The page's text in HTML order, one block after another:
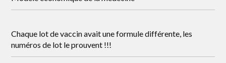
Chaque lot de vaccin avait une formule différente, les
numéros de lot le prouvent !!!